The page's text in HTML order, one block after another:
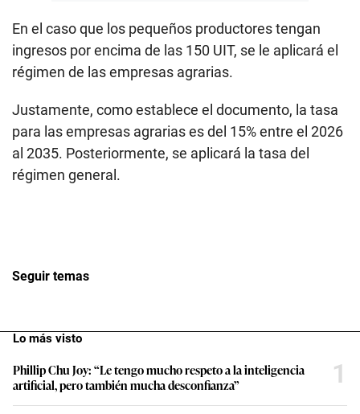
En el caso que los pequeños productores tengan
ingresos por encima de las 150 UIT, se le aplicará el
régimen de las empresas agrarias.
Justamente, como establece el documento, la tasa
para las empresas agrarias es del 15% entre el 2026
al 2035. Posteriormente, se aplicará la tasa del
régimen general.
Seguir temas
Lo más visto
Phillip Chu Joy: “Le tengo mucho respeto a la inteligencia
artificial, pero también mucha desconfianza”
1